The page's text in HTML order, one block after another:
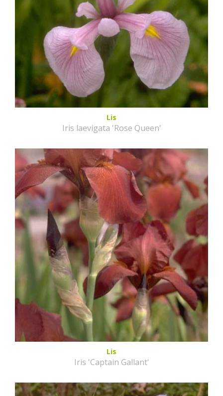
Lis
Iris laevigata 'Rose Queen'
Lis
Iris 'Captain Gallant'